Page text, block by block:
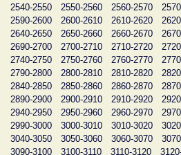
2540-2550
2550-2560 2560-2570
2590-2600
2600-2610 2610-2620
2640-2650
2650-2660 2660-2670
2690-2700
2700-2710 2710-2720
2740-2750
2750-2760 2760-2770
2790-2800
2800-2810 2810-2820
2840-2850
2850-2860 2860-2870
2890-2900
2900-2910 2910-2920
2940-2950
2950-2960 2960-2970
2990-3000
3000-3010 3010-3020
3040-3050
3050-3060 3060-3070
3090-3100
3100-3110 3110-3120